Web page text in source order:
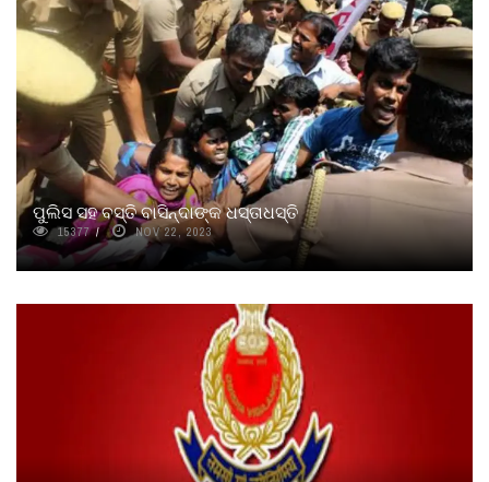
ପୁଲିସ ସହ ବସ୍ତି ବାସିନ୍ଦାଙ୍କ ଧସ୍ତାଧସ୍ତି
15377 NOV 22, 2023